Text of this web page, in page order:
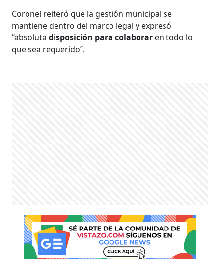
Coronel reiteró que la gestión municipal se
mantiene dentro del marco legal y expresó
“absolutadisposición para colaborar en todo lo
que sea requerido”.